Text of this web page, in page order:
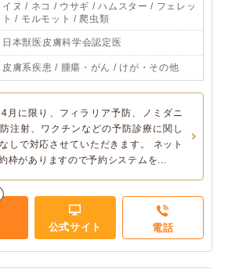
イヌ / ネコ / ウサギ / ハムスター / フェレッ
ト / モルモット / 爬虫類
日本獣医皮膚科学会認定医
皮膚系疾患 / 腫瘍・がん / けが・その他
月に限り、フィラリア予防、ノミダニ
注射、ワクチンなどの予防診療に関し
しで対応させていただきます。 ネット
枠がありますので予約システムを...
公式サイト 電話